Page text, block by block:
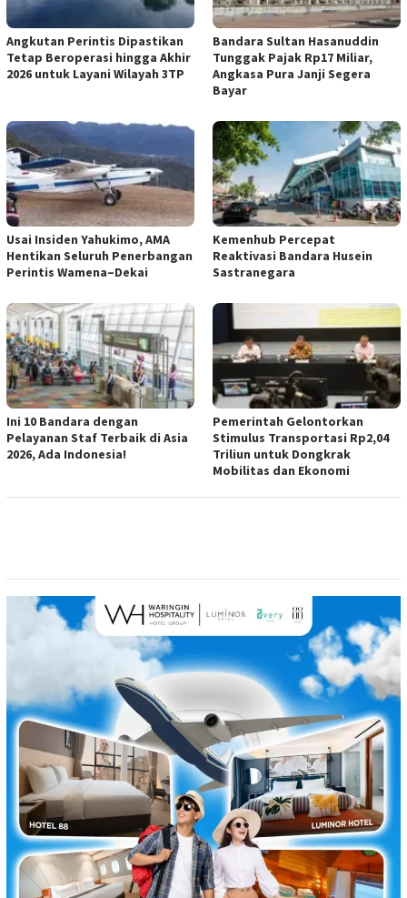
Angkutan Perintis Dipastikan
Tetap Beroperasi hingga Akhir
2026 untuk Layani Wilayah 3TP
Bandara Sultan Hasanuddin
Tunggak Pajak Rp17 Miliar,
Angkasa Pura Janji Segera
Bayar
Usai Insiden Yahukimo, AMA
Hentikan Seluruh Penerbangan
Perintis Wamena–Dekai
Kemenhub Percepat
Reaktivasi Bandara Husein
Sastranegara
Ini 10 Bandara dengan
Pelayanan Staf Terbaik di Asia
2026, Ada Indonesia!
Pemerintah Gelontorkan
Stimulus Transportasi Rp2,04
Triliun untuk Dongkrak
Mobilitas dan Ekonomi